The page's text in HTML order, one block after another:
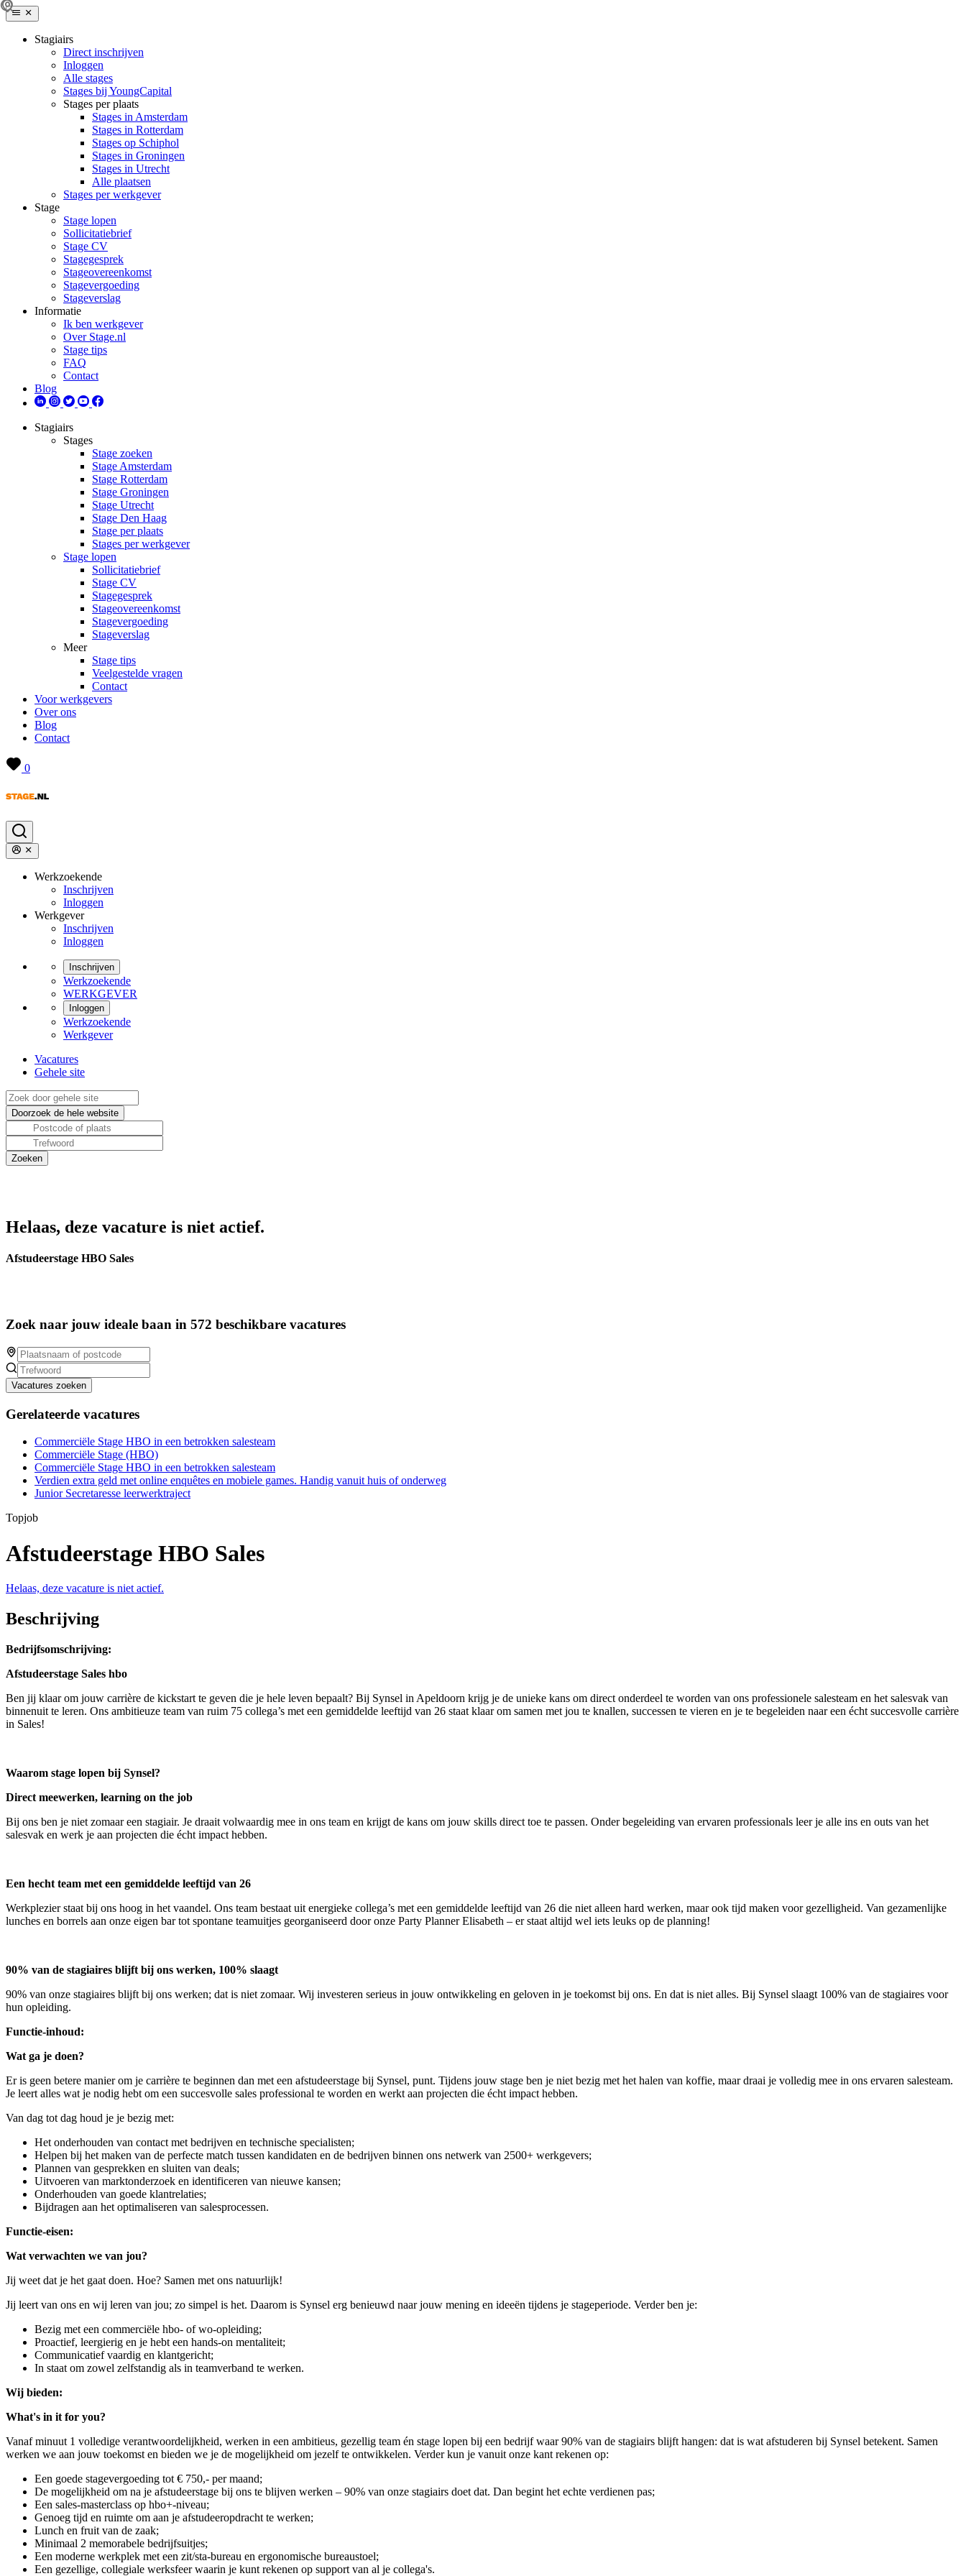
Stagiairs
Direct inschrijven
Inloggen
Alle stages
Stages bij YoungCapital
Stages per plaats
Stages in Amsterdam
Stages in Rotterdam
Stages op Schiphol
Stages in Groningen
Stages in Utrecht
Alle plaatsen
Stages per werkgever
Stage
Stage lopen
Sollicitatiebrief
Stage CV
Stagegesprek
Stageovereenkomst
Stagevergoeding
Stageverslag
Informatie
Ik ben werkgever
Over Stage.nl
Stage tips
FAQ
Contact
Blog
Stagiairs
Stages
Stage zoeken
Stage Amsterdam
Stage Rotterdam
Stage Groningen
Stage Utrecht
Stage Den Haag
Stage per plaats
Stages per werkgever
Stage lopen
Sollicitatiebrief
Stage CV
Stagegesprek
Stageovereenkomst
Stagevergoeding
Stageverslag
Meer
Stage tips
Veelgestelde vragen
Contact
Voor werkgevers
Over ons
Blog
Contact
0
Werkzoekende
Inschrijven
Inloggen
Werkgever
Inschrijven
Inloggen
Inschrijven
Werkzoekende
WERKGEVER
Inloggen
Werkzoekende
Werkgever
Vacatures
Gehele site
Helaas, deze vacature is niet actief.
Afstudeerstage HBO Sales
Zoek naar jouw ideale baan in 572 beschikbare vacatures
Vacatures zoeken
Gerelateerde vacatures
Commerciële Stage HBO in een betrokken salesteam
Commerciële Stage (HBO)
Commerciële Stage HBO in een betrokken salesteam
Verdien extra geld met online enquêtes en mobiele games. Handig vanuit huis of onderweg
Junior Secretaresse leerwerktraject
Topjob
Afstudeerstage HBO Sales
Helaas, deze vacature is niet actief.
Beschrijving
Bedrijfsomschrijving:
Afstudeerstage Sales hbo
Ben jij klaar om jouw carrière de kickstart te geven die je hele leven bepaalt? Bij Synsel in Apeldoorn krijg je de unieke kans om direct onderdeel te worden van ons professionele salesteam en het salesvak van
binnenuit te leren. Ons ambitieuze team van ruim 75 collega’s met een gemiddelde leeftijd van 26 staat klaar om samen met jou te knallen, successen te vieren en je te begeleiden naar een écht succesvolle carrière
in Sales!
Waarom stage lopen bij Synsel?
Direct meewerken, learning on the job
Bij ons ben je niet zomaar een stagiair. Je draait volwaardig mee in ons team en krijgt de kans om jouw skills direct toe te passen. Onder begeleiding van ervaren professionals leer je alle ins en outs van het
salesvak en werk je aan projecten die écht impact hebben.
Een hecht team met een gemiddelde leeftijd van 26
Werkplezier staat bij ons hoog in het vaandel. Ons team bestaat uit energieke collega’s met een gemiddelde leeftijd van 26 die niet alleen hard werken, maar ook tijd maken voor gezelligheid. Van gezamenlijke
lunches en borrels aan onze eigen bar tot spontane teamuitjes georganiseerd door onze Party Planner Elisabeth – er staat altijd wel iets leuks op de planning!
90% van de stagiaires blijft bij ons werken, 100% slaagt
90% van onze stagiaires blijft bij ons werken; dat is niet zomaar. Wij investeren serieus in jouw ontwikkeling en geloven in je toekomst bij ons. En dat is niet alles. Bij Synsel slaagt 100% van de stagiaires voor
hun opleiding.
Functie-inhoud:
Wat ga je doen?
Er is geen betere manier om je carrière te beginnen dan met een afstudeerstage bij Synsel, punt. Tijdens jouw stage ben je niet bezig met het halen van koffie, maar draai je volledig mee in ons ervaren salesteam.
Je leert alles wat je nodig hebt om een succesvolle sales professional te worden en werkt aan projecten die écht impact hebben.
Van dag tot dag houd je je bezig met:
Het onderhouden van contact met bedrijven en technische specialisten;
Helpen bij het maken van de perfecte match tussen kandidaten en de bedrijven binnen ons netwerk van 2500+ werkgevers;
Plannen van gesprekken en sluiten van deals;
Uitvoeren van marktonderzoek en identificeren van nieuwe kansen;
Onderhouden van goede klantrelaties;
Bijdragen aan het optimaliseren van salesprocessen.
Functie-eisen:
Wat verwachten we van jou?
Jij weet dat je het gaat doen. Hoe? Samen met ons natuurlijk!
Jij leert van ons en wij leren van jou; zo simpel is het. Daarom is Synsel erg benieuwd naar jouw mening en ideeën tijdens je stageperiode. Verder ben je:
Bezig met een commerciële hbo- of wo-opleiding;
Proactief, leergierig en je hebt een hands-on mentaliteit;
Communicatief vaardig en klantgericht;
In staat om zowel zelfstandig als in teamverband te werken.
Wij bieden:
What's in it for you?
Vanaf minuut 1 volledige verantwoordelijkheid, werken in een ambitieus, gezellig team én stage lopen bij een bedrijf waar 90% van de stagiairs blijft hangen: dat is wat afstuderen bij Synsel betekent. Samen
werken we aan jouw toekomst en bieden we je de mogelijkheid om jezelf te ontwikkelen. Verder kun je vanuit onze kant rekenen op:
Een goede stagevergoeding tot € 750,- per maand;
De mogelijkheid om na je afstudeerstage bij ons te blijven werken – 90% van onze stagiairs doet dat. Dan begint het echte verdienen pas;
Een sales-masterclass op hbo+-niveau;
Genoeg tijd en ruimte om aan je afstudeeropdracht te werken;
Lunch en fruit van de zaak;
Minimaal 2 memorabele bedrijfsuitjes;
Een moderne werkplek met een zit/sta-bureau en ergonomische bureaustoel;
Een gezellige, collegiale werksfeer waarin je kunt rekenen op support van al je collega's.